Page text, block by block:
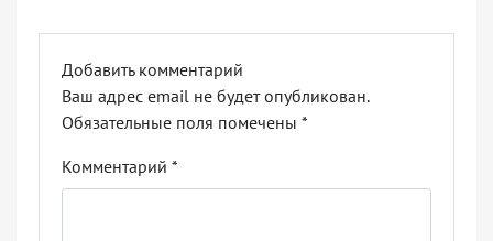
Добавить комментарий
Ваш адрес email не будет опубликован.
Обязательные поля помечены *
Комментарий *